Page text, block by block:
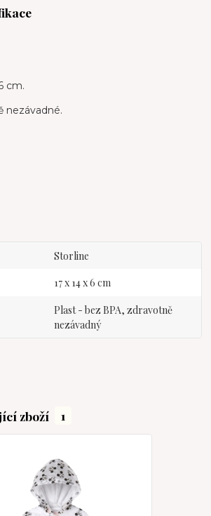
cm.
nezávadné.
Storline
17 x 14 x 6 cm
Plast - bez BPA, zdravotně
nezávadný
zboží 1